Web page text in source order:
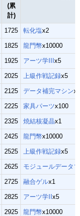
(累
計)
1725 転化塩x2
1825 龍門幣x10000
1925 アーツ学III x5
2025 上級作戦記録x5
2125 データ補完マシンx5
2225 家具パーツx100
2325 焼結核凝晶x1
2425 龍門幣x10000
2525 上級作戦記録x5
2625 モジュールデータ
2725 融合ゲルx1
2825 アーツ学II x5
2925 龍門幣x10000